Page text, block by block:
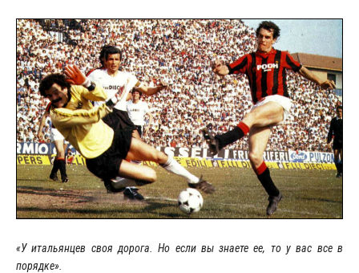
«У итальянцев своя дорога. Но если вы знаете ее, то у вас все в
порядке».